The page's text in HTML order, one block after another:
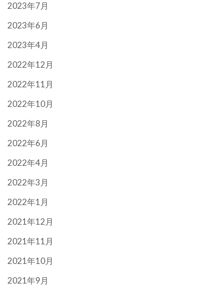
2023年7月
2023年6月
2023年4月
2022年12月
2022年11月
2022年10月
2022年8月
2022年6月
2022年4月
2022年3月
2022年1月
2021年12月
2021年11月
2021年10月
2021年9月